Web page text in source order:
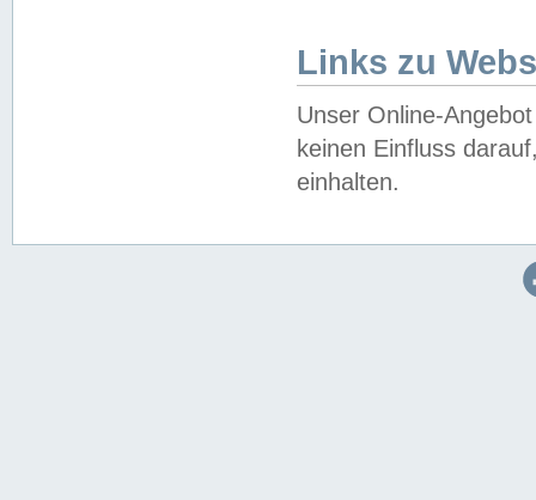
Links zu
Unser Online-
keinen Einfluss
einhalten.